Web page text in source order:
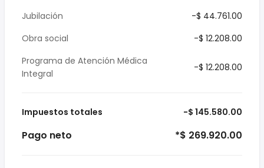
Jubilación
-$ 44.761.00
Obra social
-$ 12.208.00
Programa de Atención Médica
Integral
-$ 12.208.00
Impuestos totales -$ 145.580.00
Pago neto *$ 269.920.00